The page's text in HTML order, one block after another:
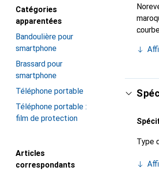
Catégories
apparentées
Bandoulière pour
smartphone
Brassard pour
smartphone
Téléphone portable
Téléphone portable :
film de protection
Articles
correspondants
Type